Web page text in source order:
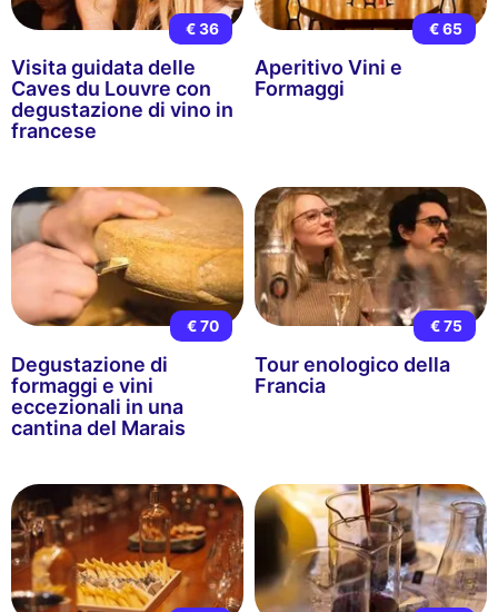
€ 36
Visita guidata delle
Caves du Louvre con
degustazione di vino in
francese
€ 65
Aperitivo Vini e
Formaggi
€ 70
Degustazione di
formaggi e vini
eccezionali in una
cantina del Marais
€ 75
Tour enologico della
Francia